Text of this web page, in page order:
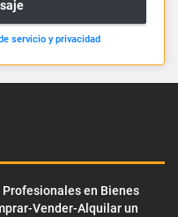
servicio y privacidad
Profesionales en Bienes
Vender-Alquilar un